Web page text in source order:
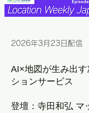
2026年3月23 日配信
AI×地図が生み出
ションサービス
登壇：寺田和弘 マ